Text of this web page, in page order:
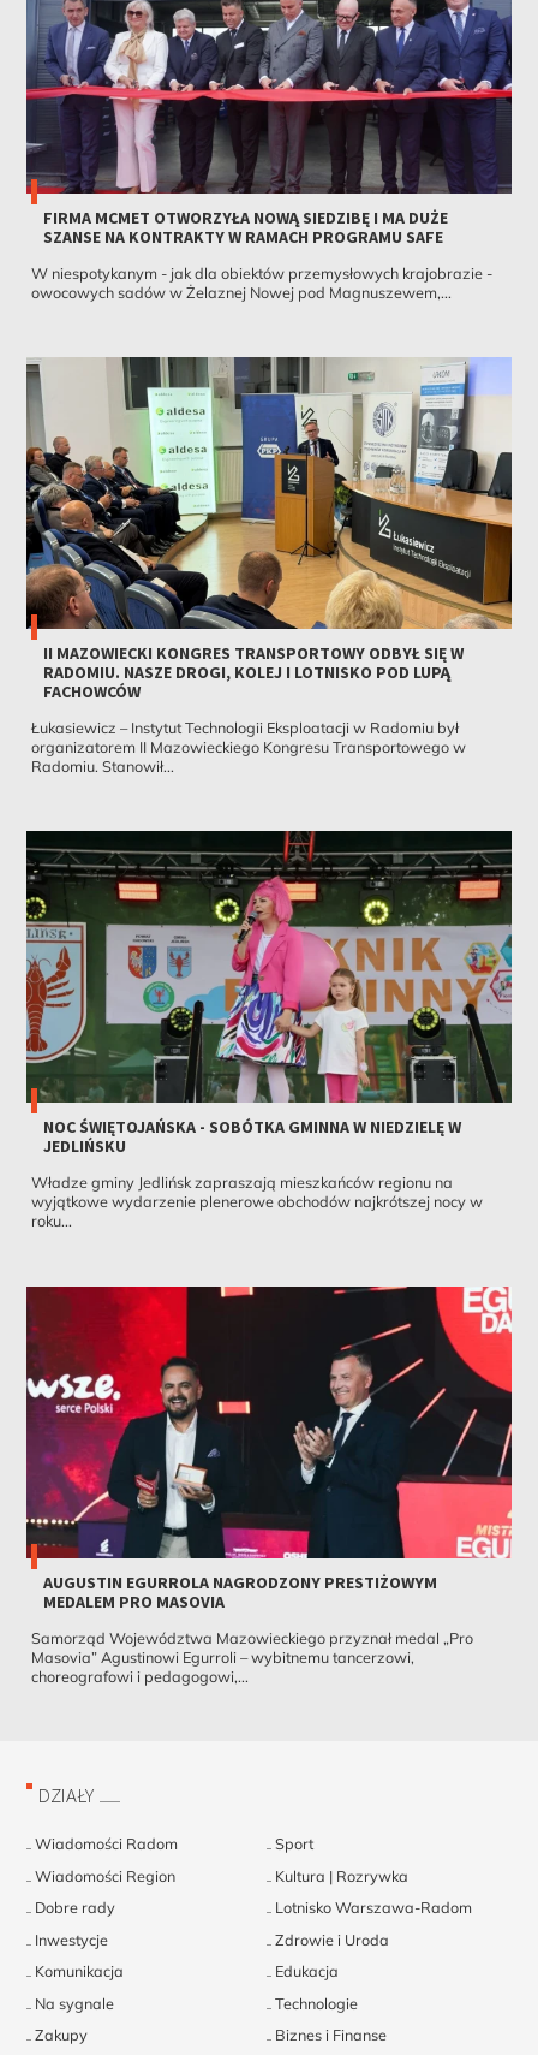
FIRMA MCMET OTWORZYŁA NOWĄ SIEDZIBĘ I MA DUŻE
SZANSE NA KONTRAKTY W RAMACH PROGRAMU SAFE
W niespotykanym - jak dla obiektów przemysłowych krajobrazie -
owocowych sadów w Żelaznej Nowej pod Magnuszewem,...
II MAZOWIECKI KONGRES TRANSPORTOWY ODBYŁ SIĘ W
RADOMIU. NASZE DROGI, KOLEJ I LOTNISKO POD LUPĄ
FACHOWCÓW
Łukasiewicz – Instytut Technologii Eksploatacji w Radomiu był
organizatorem II Mazowieckiego Kongresu Transportowego w
Radomiu. Stanowił...
NOC ŚWIĘTOJAŃSKA - SOBÓTKA GMINNA W NIEDZIELĘ W
JEDLIŃSKU
Władze gminy Jedlińsk zapraszają mieszkańców regionu na
wyjątkowe wydarzenie plenerowe obchodów najkrótszej nocy w
roku...
AUGUSTIN EGURROLA NAGRODZONY PRESTIŻOWYM
MEDALEM PRO MASOVIA
Samorząd Województwa Mazowieckiego przyznał medal „Pro
Masovia” Agustinowi Egurroli – wybitnemu tancerzowi,
choreografowi i pedagogowi,...
DZIAŁY
Wiadomości Radom
Sport
Wiadomości Region
Kultura | Rozrywka
Dobre rady
Lotnisko Warszawa-Radom
Inwestycje
Zdrowie i Uroda
Komunikacja
Edukacja
Na sygnale
Technologie
Zakupy
Biznes i Finanse